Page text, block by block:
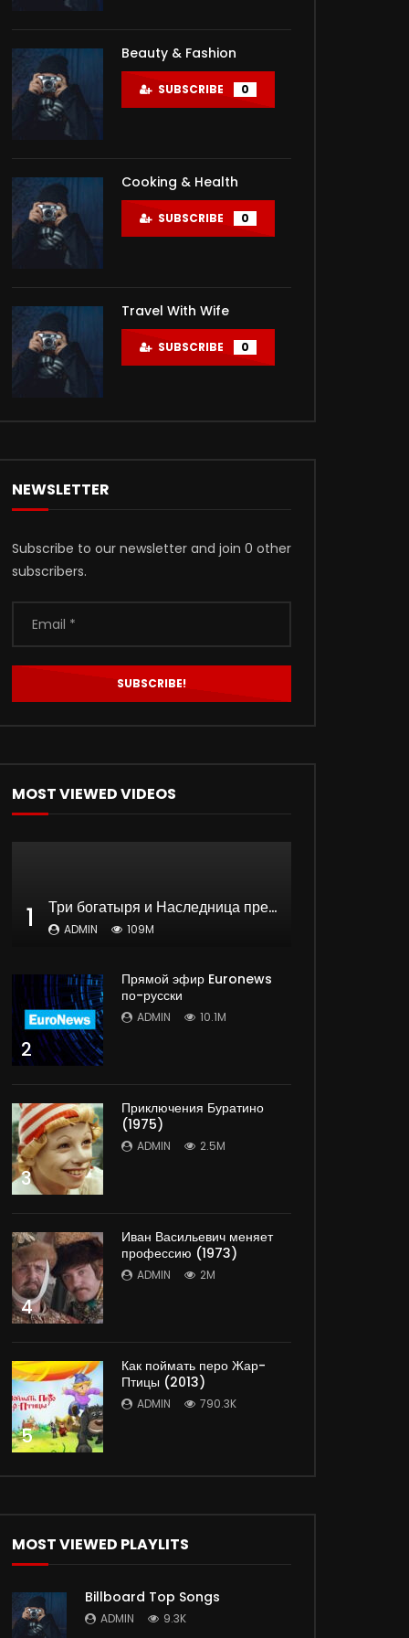
Beauty & Fashion
SUBSCRIBE 0
Cooking & Health
SUBSCRIBE 0
Travel With Wife
SUBSCRIBE 0
NEWSLETTER
Subscribe to our newsletter and join 0 other
subscribers.
MOST VIEWED VIDEOS
1 Три богатыря и Наследница престола | мультфильм
ADMIN 109M
2
Прямой эфир Euronews
по-русски
ADMIN 10.1M
3
Приключения Буратино
(1975)
ADMIN 2.5M
4
Иван Васильевич меняет
профессию (1973)
ADMIN 2M
5
Как поймать перо Жар-
Птицы (2013)
ADMIN 790.3K
MOST VIEWED PLAYLITS
Billboard Top Songs
ADMIN 9.3K